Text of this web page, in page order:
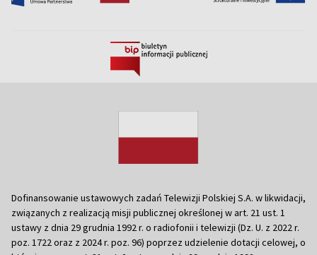
Dofinansowanie ustawowych zadań Telewizji Polskiej S.A. w likwidacji,
związanych z realizacją misji publicznej określonej w art. 21 ust. 1
ustawy z dnia 29 grudnia 1992 r. o radiofonii i telewizji (Dz. U. z 2022 r.
poz. 1722 oraz z 2024 r. poz. 96) poprzez udzielenie dotacji celowej, o